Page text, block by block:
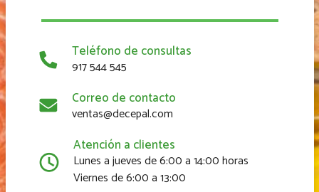
Teléfono de consultas
917 544 545
Correo de contacto
ventas@decepal.com
Atención a clientes
Lunes a jueves de 6:00 a 14:00 horas
Viernes de 6:00 a 13:00